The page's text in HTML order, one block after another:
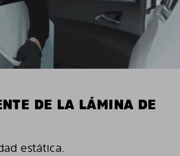
DE LA LÁMINA DE
estática.